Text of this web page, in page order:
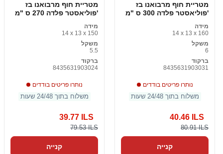
מטריית חוף מרבואנו בז
'פוליאסטר פלדה 270 ס "מ
מידה
14 x 13 x 150
משקל
5.5
ברקוד
8435631903024
נותרו פריטים בודדים
משלוח בתוך 24/48 שעות
39.77 ILS
79.53 ILS
קנייה
מטריית חוף מרבואנו בז
'פוליאסטר פלדה 300 ס "מ
מידה
14 x 13 x 160
משקל
6
ברקוד
8435631903031
נותרו פריטים בודדים
משלוח בתוך 24/48 שעות
40.46 ILS
80.91 ILS
קנייה